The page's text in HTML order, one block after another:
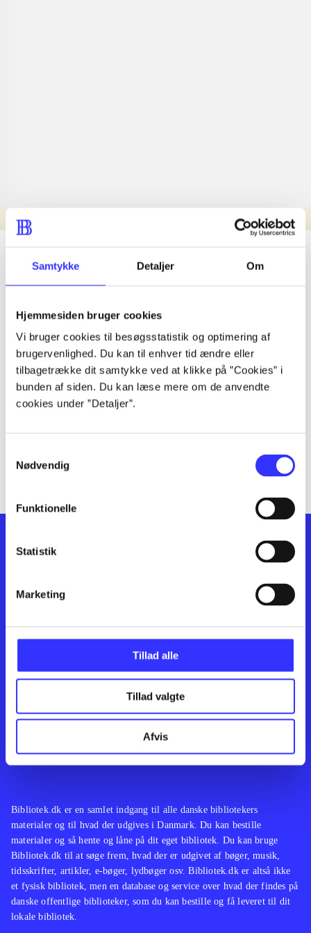
Samtykke Detaljer Om
Hjemmesiden bruger cookies
Vi bruger cookies til besøgsstatistik og optimering af
brugervenlighed. Du kan til enhver tid ændre eller
tilbagetrække dit samtykke ved at klikke på ”Cookies” i
bunden af siden. Du kan læse mere om de anvendte
cookies under ”Detaljer”.
Nødvendig
Funktionelle
Statistik
Marketing
Tillad alle
Tillad valgte
Afvis
Nyhed
lorem ipsum dolor sit amet ...
lorem ipsum dolor sit amet ...
lorem ipsum dolor sit amet ...
lorem ipsum dolor sit amet ...
lorem ipsum dolor sit amet ...
lorem ipsum dolor sit amet ...
lorem ipsum dolor sit amet ...
Feedback
Bibliotek.dk er en samlet indgang til alle danske bibliotekers
materialer og til hvad der udgives i Danmark. Du kan bestille
materialer og så hente og låne på dit eget bibliotek. Du kan bruge
Bibliotek.dk til at søge frem, hvad der er udgivet af bøger, musik,
tidsskrifter, artikler, e-bøger, lydbøger osv. Bibliotek.dk er altså ikke
et fysisk bibliotek, men en database og service over hvad der findes på
danske offentlige biblioteker, som du kan bestille og få leveret til dit
lokale bibliotek.
Kontakt os
English
Artikler
Film
Musik
Noder